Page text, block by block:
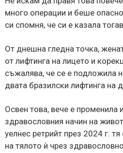
много операции и беше
си спомня, че си е казала
От днешна гледна точка,
от лифтинга на лицето и
съжалява, че се е подложила
двата бразилски лифтинга на
Освен това, вече е променила
здравословния начин на
уелнес ретрийт през 2024 г.
на тялото ѝ чрез